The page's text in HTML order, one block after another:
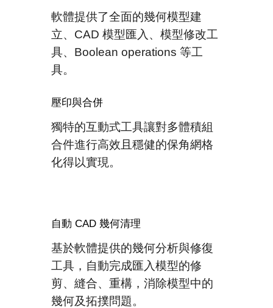
軟體提供了全面的幾何模型建
立、CAD 模型 匯 入、模型修改工
具、Boolean operations等工
具。
壓印與合併
獨特的互動式工具讓對多體積組
合件進行高效且穩健的保角網格
化得以實現。
自動 CAD 幾何清理
基於軟體提供的幾何分析與修復
工具，自動完成匯 入模型的修
剪、縫合、重構，消除模型中的
幾何及拓撲問題。